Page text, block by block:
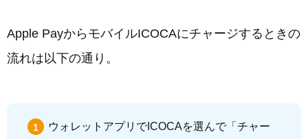
Apple PayからモバイルICOCAにチャージするときの
流れは以下の通り。
ウォレットアプリでICOCAを選んで「チャー